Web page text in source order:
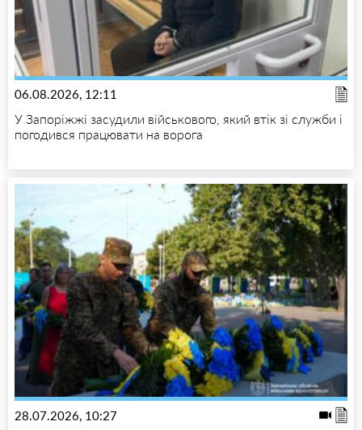
06.08.2026, 12:11
У Запоріжжі засудили військового, який втік зі служби і
погодився працювати на ворога
28.07.2026, 10:27